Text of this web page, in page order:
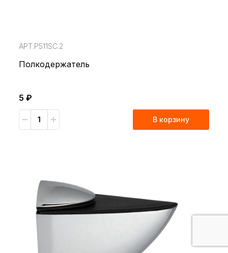
АРТ.P511SC.2
Полкодержатель
5 ₽
В корзину